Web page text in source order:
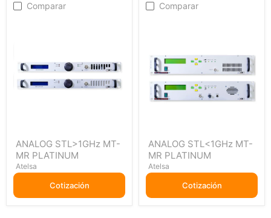
Comparar
STL>1GHz
MT-
MR
PLATINUM
ANALOG STL>1GHz MT-
MR PLATINUM
Atelsa
Cotización
Comparar
STL<1GHz
MT-
MR
PLATINUM
ANALOG STL<1GHz MT-
MR PLATINUM
Atelsa
Cotización